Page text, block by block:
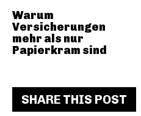
SHARE THIS POST
Warum
Versicherungen
mehr als nur
Papierkram sind